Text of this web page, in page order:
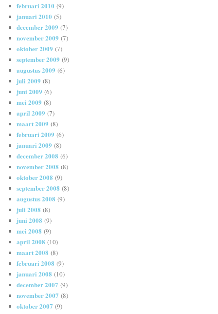
februari 2010 (9)
januari 2010 (5)
december 2009 (7)
november 2009 (7)
oktober 2009 (7)
september 2009 (9)
augustus 2009 (6)
juli 2009 (8)
juni 2009 (6)
mei 2009 (8)
april 2009 (7)
maart 2009 (8)
februari 2009 (6)
januari 2009 (8)
december 2008 (6)
november 2008 (8)
oktober 2008 (9)
september 2008 (8)
augustus 2008 (9)
juli 2008 (8)
juni 2008 (9)
mei 2008 (9)
april 2008 (10)
maart 2008 (8)
februari 2008 (9)
januari 2008 (10)
december 2007 (9)
november 2007 (8)
oktober 2007 (9)